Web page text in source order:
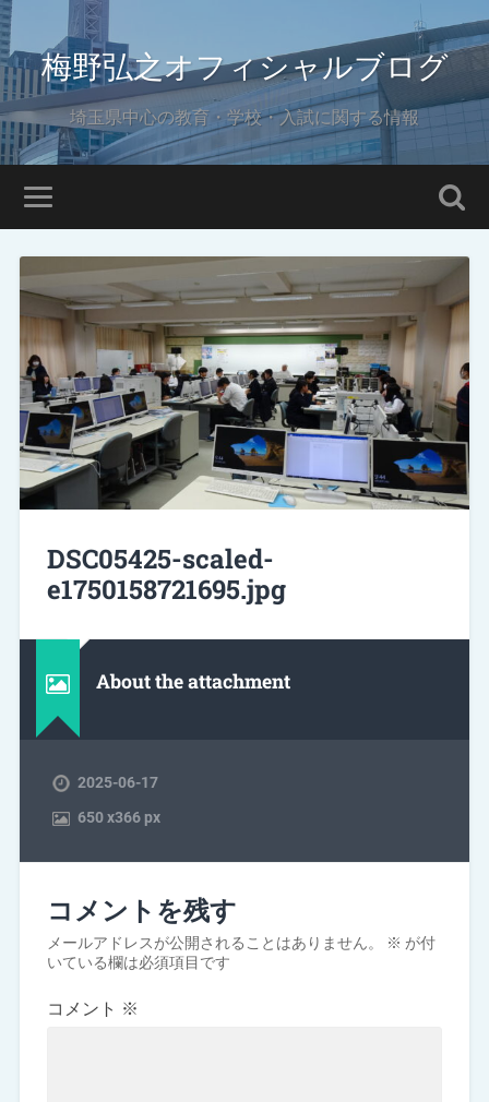
梅野弘之オフィシャルブログ
埼玉県中心の教育・学校・入試に関する情報
DSC05425-scaled-
e1750158721695.jpg
About the attachment
2025-06-17
650x366 px
コメントを残す
メールアドレスが公開されることはありません。 ※ が付
いている欄は必須項目です
コメント ※